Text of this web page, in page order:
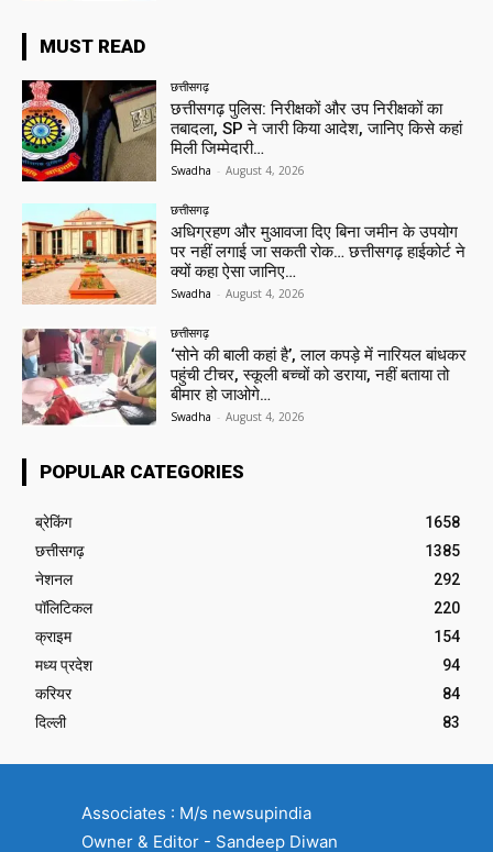
MUST READ
छत्तीसगढ़
छत्तीसगढ़ पुलिस: निरीक्षकों और उप निरीक्षकों का
तबादला, SP ने जारी किया आदेश, जानिए किसे कहां
मिली जिम्मेदारी…
Swadha - August 4, 2026
छत्तीसगढ़
अधिग्रहण और मुआवजा दिए बिना जमीन के उपयोग
पर नहीं लगाई जा सकती रोक… छत्तीसगढ़ हाईकोर्ट ने
क्यों कहा ऐसा जानिए…
Swadha - August 4, 2026
छत्तीसगढ़
‘सोने की बाली कहां है’, लाल कपड़े में नारियल बांधकर
पहुंची टीचर, स्कूली बच्चों को डराया, नहीं बताया तो
बीमार हो जाओगे…
Swadha - August 4, 2026
POPULAR CATEGORIES
ब्रेकिंग
1658
छत्तीसगढ़
1385
नेशनल
292
पॉलिटिकल
220
क्राइम
154
मध्य प्रदेश
94
करियर
84
दिल्ली
83
Associates : M/s newsupindia
Owner & Editor - Sandeep Diwan